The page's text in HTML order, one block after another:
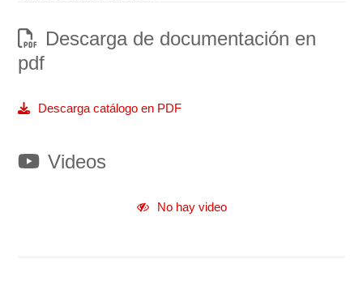
Descarga de documentación en
pdf
Videos